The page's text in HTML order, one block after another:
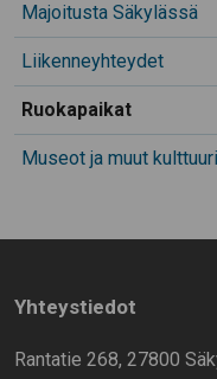
Majoitusta Säkylässä
Liikenneyhteydet
Ruokapaikat
Museot ja muut
Yhteystiedot
Rantatie 268, 27800